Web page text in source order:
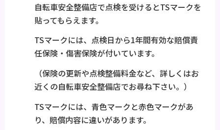
自転車安全整備店で点検を受けるとTSマークを
貼ってもらえます。
TSマークには、点検日から1年間有効な賠償責
任保険・傷害保険が付いています。
（保険の更新や点検整備料金など、詳しくはお
近くの自転車安全整備店でお尋ね下さい。）
TSマークには、青色マークと赤色マークがあ
り、賠償内容に違いがあります。